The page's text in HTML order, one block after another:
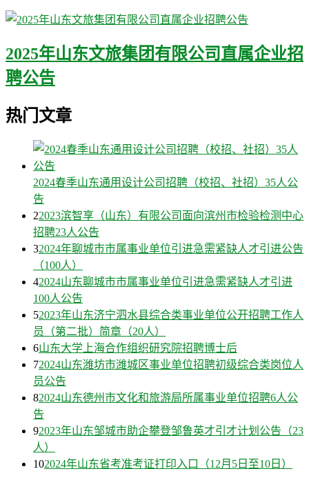
2025年山东文旅集团有限公司直属企业招
聘公告
热门文章
2024春季山东通用设计公司招聘（校招、社招）35人公
告
22023滨智享（山东）有限公司面向滨州市检验检测中心
招聘23人公告
32024年聊城市市属事业单位引进急需紧缺人才引进公告
（100人）
42024山东聊城市市属事业单位引进急需紧缺人才引进
100人公告
52023年山东济宁泗水县综合类事业单位公开招聘工作人
员（第二批）简章（20人）
6山东大学上海合作组织研究院招聘博士后
72024山东潍坊市潍城区事业单位招聘初级综合类岗位人
员公告
82024山东德州市文化和旅游局所属事业单位招聘6人公
告
92023年山东邹城市助企攀登邹鲁英才引才计划公告（23
人）
102024年山东省考准考证打印入口（12月5日至10日）